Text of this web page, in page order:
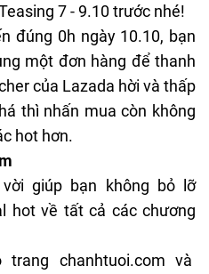
7 - 9.10 trước nhé!
đúng 0h ngày 10.10, bạn
một đơn hàng để thanh
của Lazada hời và thấp
thì nhấn mua còn không
hot hơn.
giúp bạn không bỏ lỡ
hot về tất cả các chương
trang chanhtuoi.com và